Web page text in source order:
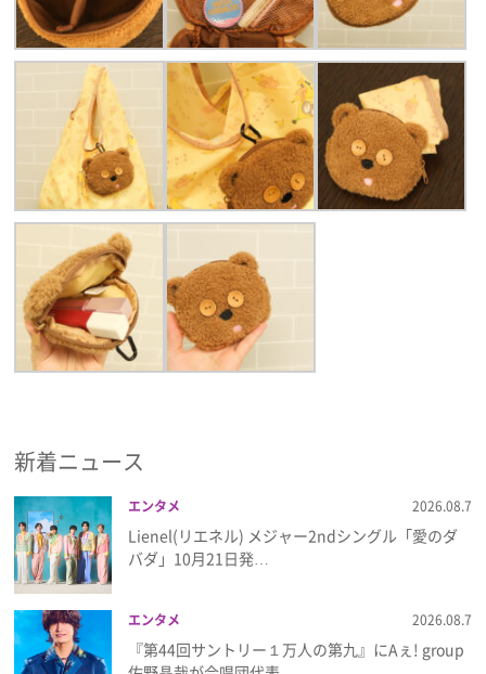
新着ニュース
エンタメ 2026.08.7
Lienel(リエネル) メジャー2ndシングル「愛のダ
バダ」10月21日発…
エンタメ 2026.08.7
『第44回サントリー１万人の第九』にAぇ! group